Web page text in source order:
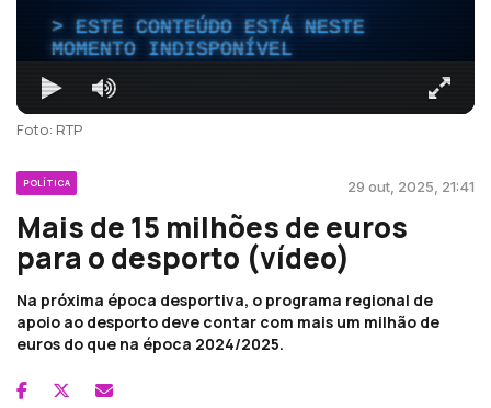
ESTE CONTEÚDO ESTÁ NESTE
MOMENTO INDISPONÍVEL
Foto: RTP
POLÍTICA 29 out, 2025, 21:41
Mais de 15 milhões de euros
para o desporto (vídeo)
Na próxima época desportiva, o programa regional de
apoio ao desporto deve contar com mais um milhão de
euros do que na época 2024/2025.